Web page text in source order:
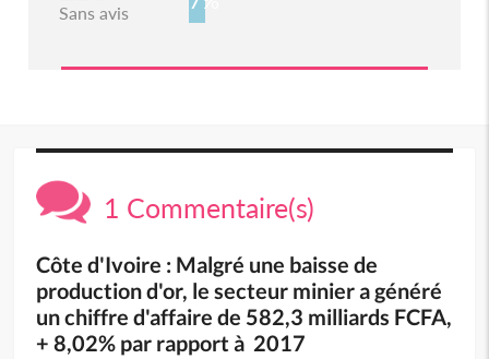
Sans avis
1 Commentaire(s)
Côte d'Ivoire : Malgré une baisse de
production d'or, le secteur minier a généré
un chiffre d'affaire de 582,3 milliards FCFA,
+ 8,02% par rapport à 2017